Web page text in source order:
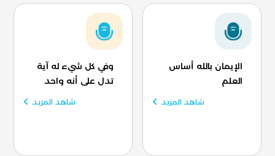
الإيمان بالله أساس
العلم
شاهد المزيد
وفي كل شيء له آية
تدل على أنه واحد
شاهد المزيد